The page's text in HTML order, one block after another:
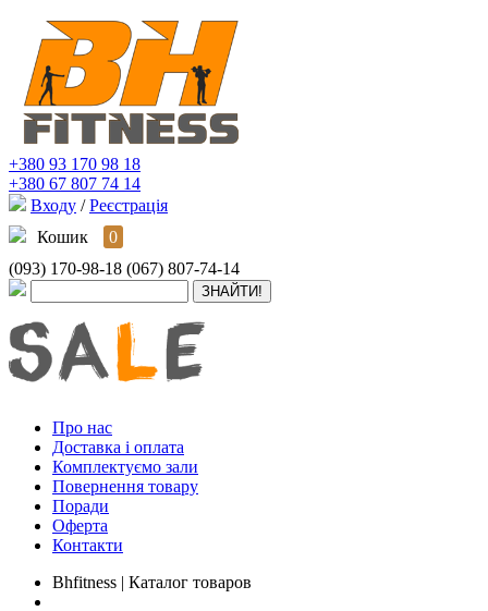
+380 93 170 98 18
+380 67 807 74 14
Входу / Реєстрація
Кошик
0
(093) 170-98-18 (067) 807-74-14
Про нас
Доставка і оплата
Комплектуємо зали
Повернення товару
Поради
Оферта
Контакти
Bhfitness | Каталог товаров